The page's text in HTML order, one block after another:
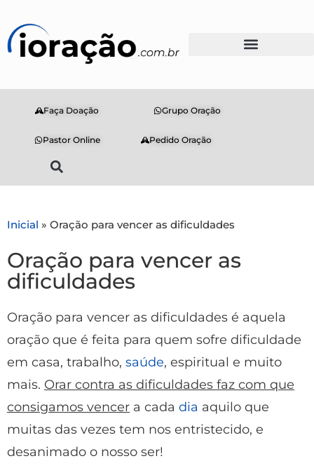
Faça Doação Grupo Oração
Pastor Online Pedido Oração
Inicial » Oração para vencer as dificuldades
Oração para vencer as
dificuldades
Oração para vencer as dificuldades é aquela
oração que é feita para quem sofre dificuldade
em casa, trabalho, saúde, espiritual e muito
mais. Orar contra as dificuldades faz com que
consigamos vencer a cada dia aquilo que
muitas das vezes tem nos entristecido, e
desanimado o nosso ser!